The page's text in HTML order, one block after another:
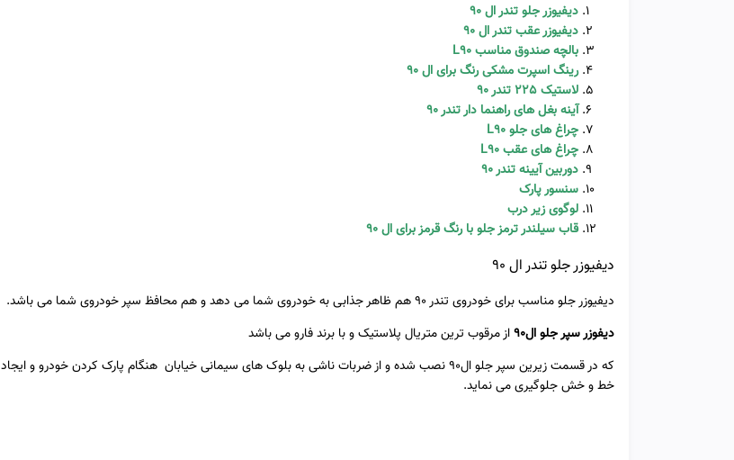
دیفیوزر جلو تندر ال 90
دیفیوزر عقب تندر ال 90
بالچه صندوق مناسب L90
رینگ اسپرت مشکی رنگ برای ال 90
لاستیک 225 تندر 90
آینه بغل های راهنما دار تندر 90
چراغ های جلو L90
چراغ های عقب L90
دوربین آیینه تندر 90
سنسور پارک
لوگوی زیر درب
قاب سیلندر ترمز جلو با رنگ قرمز برای ال 90
دیفیوزر جلو تندر ال 90
دیفیوزر جلو مناسب برای خودروی تندر 90 هم ظاهر جذابی به خودروی شما می دهد و هم محافظ سپر خودروی شما می باشد.
دیفوزر سپر جلو ال90
از مرقوب ترین متریال پلاستیک و با برند فارو می باشد
که در قسمت زیرین سپر جلو ال90 نصب شده و از ضربات ناشی به بلوک های سیمانی خیابان هنگام پارک کردن خودرو و ایجاد
خط و خش جلوگیری می نماید.